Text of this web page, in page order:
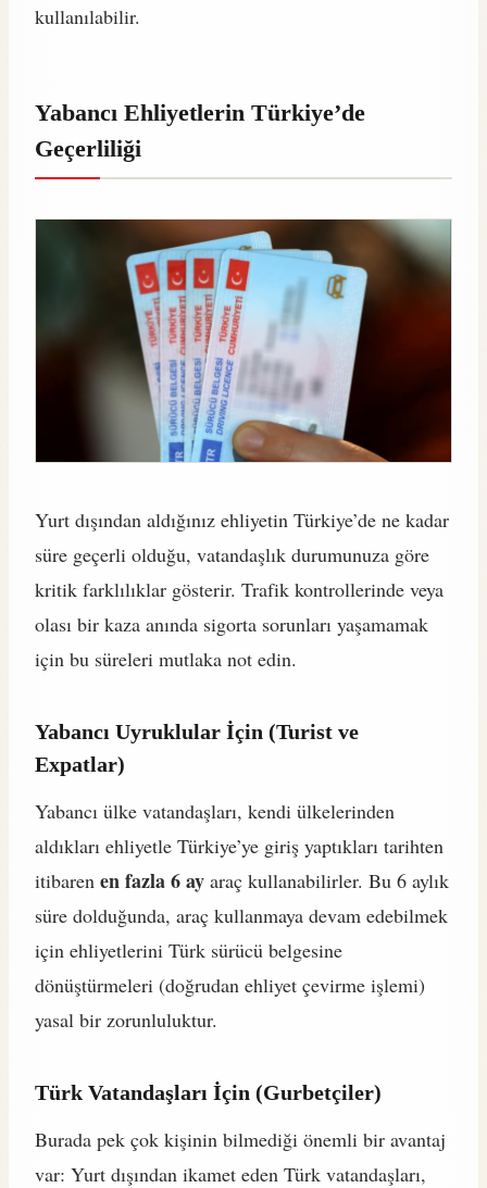
kullanılabilir.
Yabancı Ehliyetlerin Türkiye’de
Geçerliliği
Yurt dışından aldığınız ehliyetin Türkiye’de ne kadar
süre geçerli olduğu, vatandaşlık durumunuza göre
kritik farklılıklar gösterir. Trafik kontrollerinde veya
olası bir kaza anında sigorta sorunları yaşamamak
için bu süreleri mutlaka not edin.
Yabancı Uyruklular İçin (Turist ve
Expatlar)
Yabancı ülke vatandaşları, kendi ülkelerinden
aldıkları ehliyetle Türkiye’ye giriş yaptıkları tarihten
itibaren en fazla 6 ay araç kullanabilirler. Bu 6 aylık
süre dolduğunda, araç kullanmaya devam edebilmek
için ehliyetlerini Türk sürücü belgesine
dönüştürmeleri (doğrudan ehliyet çevirme işlemi)
yasal bir zorunluluktur.
Türk Vatandaşları İçin (Gurbetçiler)
Burada pek çok kişinin bilmediği önemli bir avantaj
var: Yurt dışından ikamet eden Türk vatandaşları,